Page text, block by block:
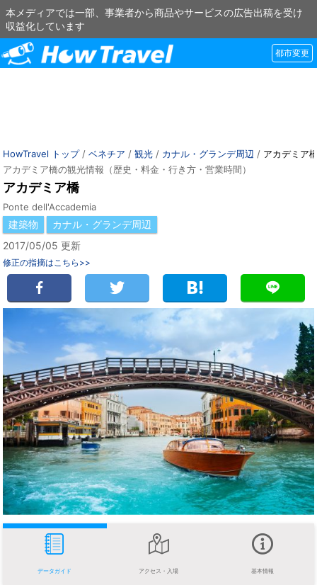
本メディアでは一部、事業者から商品やサービスの広告出稿を受け
収益化しています
都市変更
HowTravel トップ/ ベネチア / 観光 / カナル・グランデ周辺 / アカデミア
アカデミア橋の観光情報（歴史・料金・行き方・営業時間）
アカデミア橋
Ponte dell'Accademia
建築物
カナル・グランデ周辺
2017/05/05 更新
修正の指摘はこちら>>
データガイド アクセス・入場 基本情報